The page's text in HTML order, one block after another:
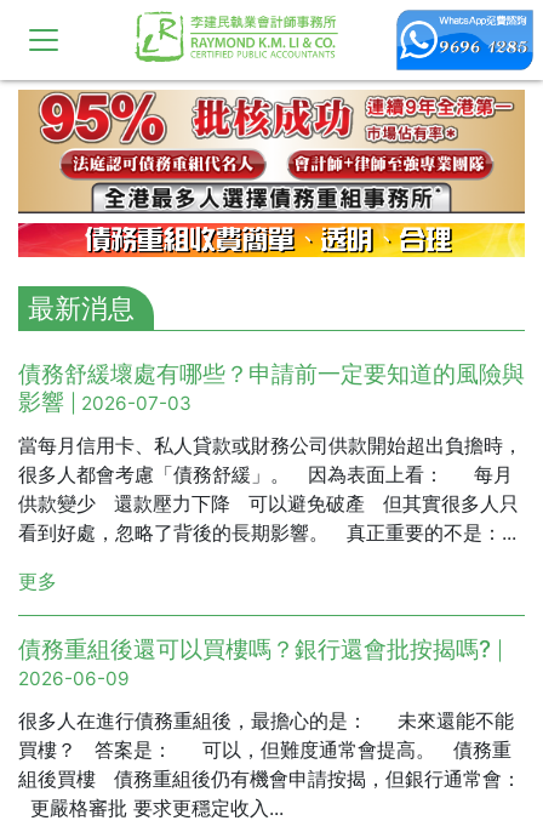
最新消息
債務舒緩壞處有哪些？申請前一定要知道的風險與
影響
| 2026-07-03
當每月信用卡、私人貸款或財務公司供款開始超出負擔時，
很多人都會考慮「債務舒緩」。 因為表面上看： 每月
供款變少 還款壓力下降 可以避免破產 但其實很多人只
看到好處，忽略了背後的長期影響。 真正重要的不是：...
更多
債務重組後還可以買樓嗎？銀行還會批按揭嗎?
2026-06-09
很多人在進行債務重組後，最擔心的是： 未來還能不能
買樓？ 答案是： 可以，但難度通常會提高。 債務重
組後買樓 債務重組後仍有機會申請按揭，但銀行通常會：
更嚴格審批 要求更穩定收入...